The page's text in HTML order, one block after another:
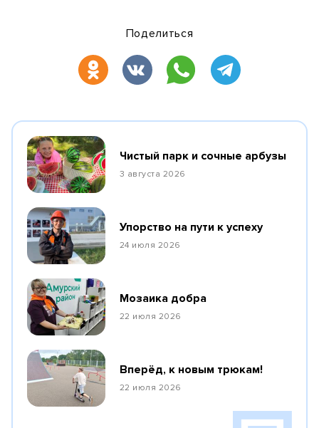
Поделиться
Чистый парк и сочные арбузы
3 августа 2026
Упорство на пути к успеху
24 июля 2026
Мозаика добра
22 июля 2026
Вперёд, к новым трюкам!
22 июля 2026